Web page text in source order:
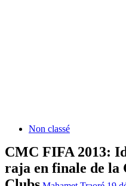
Non classé
CMC FIFA 2013:
raja en finale de la